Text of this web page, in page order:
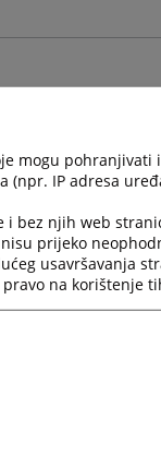
sati.
dobijaju sve
nije izrečena zaštitna
mogu
(npr. IP adresa
i bez njih web
prijeko
usavršavanja
na korištenje